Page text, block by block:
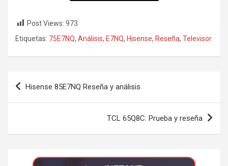
Post Views: 973
Etiquetas: 75E7NQ, Análisis, E7NQ, Hisense, Reseña, Televisor
Navegación
Hisense 85E7NQ Reseña y análisis
TCL 65Q8C: Prueba y reseña